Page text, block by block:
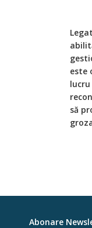
este
să
Abonare